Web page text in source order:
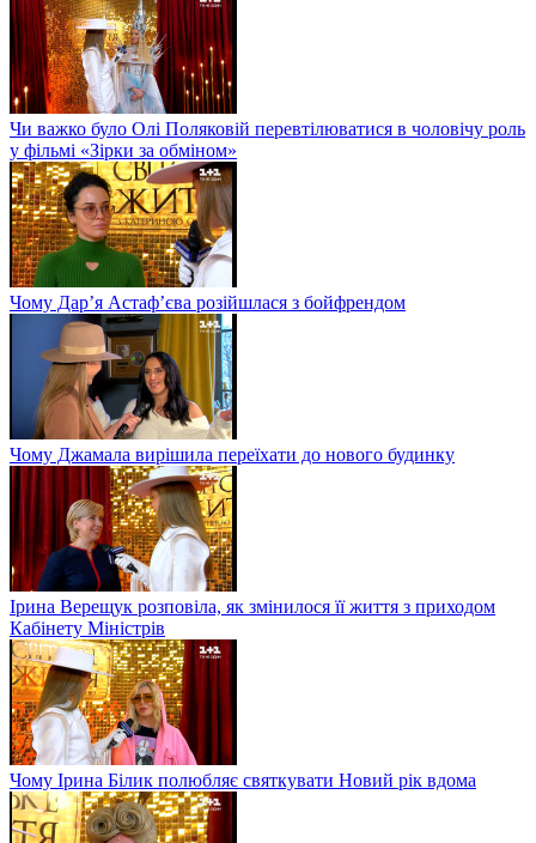
Чи важко було Олі Поляковій перевтілюватися в чоловічу роль
у фільмі «Зірки за обміном»
Чому Дар’я Астаф’єва розійшлася з бойфрендом
Чому Джамала вирішила переїхати до нового будинку
Ірина Верещук розповіла, як змінилося її життя з приходом
Кабінету Міністрів
Чому Ірина Білик полюбляє святкувати Новий рік вдома